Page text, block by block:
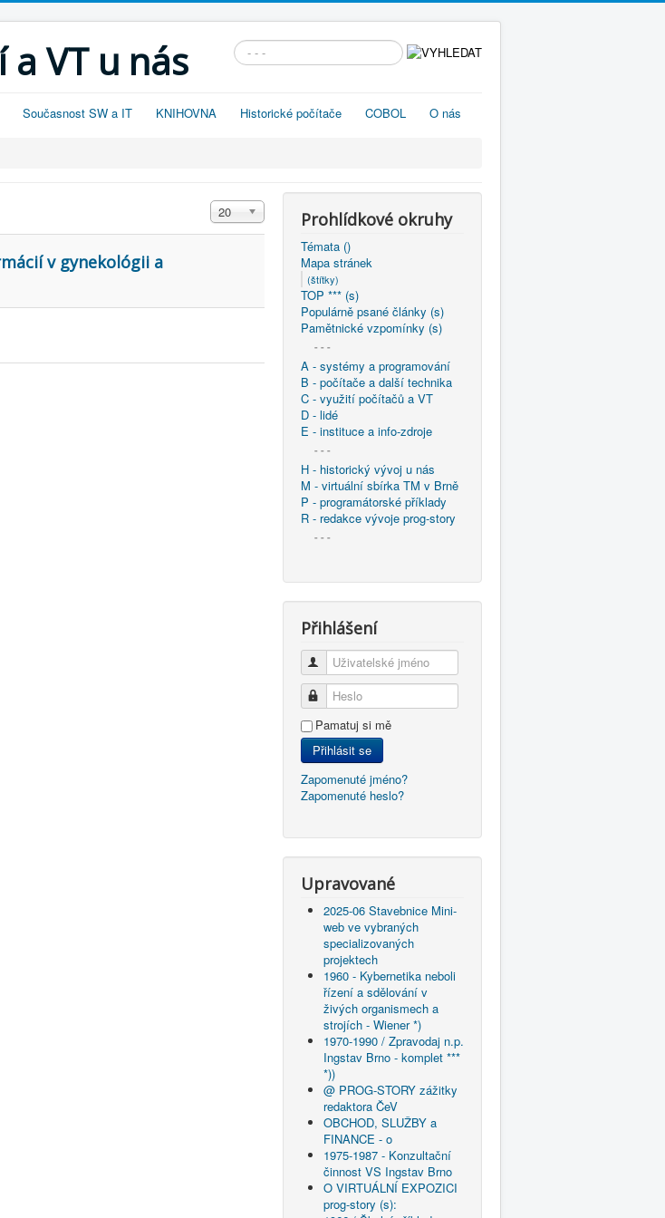
VT u nás Vyhledávání...
Současnost SW a IT KNIHOVNA Historické počítače COBOL O nás
Zobrazit
20
v gynekológii a
Prohlídkové okruhy
Témata ()
Mapa stránek
(štítky)
TOP *** (s)
Populárně psané články (s)
Pamětnické vzpomínky (s)
- - -
A - systémy a programování
B - počítače a další technika
C - využití počítačů a VT
D - lidé
E - instituce a info-zdroje
- - -
H - historický vývoj u nás
M - virtuální sbírka TM v Brně
P - programátorské příklady
R - redakce vývoje prog-story
- - -
Přihlášení
Uživatelské jméno
Heslo
Pamatuj si mě
Přihlásit se
Zapomenuté jméno?
Zapomenuté heslo?
Upravované
2025-06 Stavebnice Mini-
web ve vybraných
specializovaných
projektech
1960 - Kybernetika neboli
řízení a sdělování v
živých organismech a
strojích - Wiener *)
1970-1990 / Zpravodaj n.p.
Ingstav Brno - komplet ***
*))
@ PROG-STORY zážitky
redaktora ČeV
OBCHOD, SLUŽBY a
FINANCE - o
1975-1987 - Konzultační
činnost VS Ingstav Brno
O VIRTUÁLNÍ EXPOZICI
prog-story (s):